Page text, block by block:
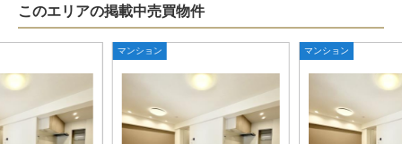
このエリアの掲載中売買物件
マンション マンション